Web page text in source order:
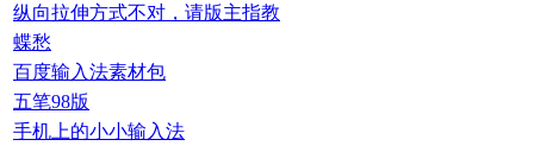
纵向拉伸方式不对，请版主指教
蝶愁
百度输入法素材包
五笔98版
手机上的小小输入法